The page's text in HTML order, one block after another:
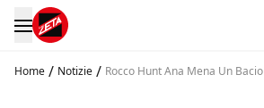
Home / Notizie / Rocco Hunt Ana Mena Un